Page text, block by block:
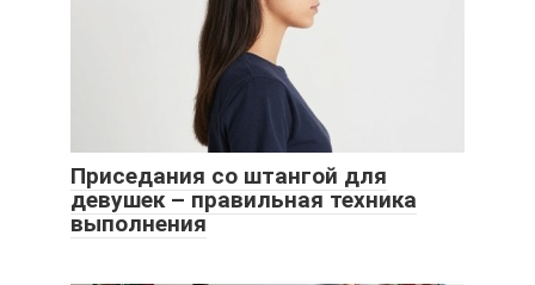
Приседания со штангой для
девушек – правильная техника
выполнения